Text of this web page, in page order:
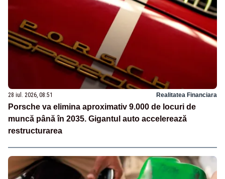
28 iul. 2026, 08:51 Realitatea Financiara
Porsche va elimina aproximativ 9.000 de locuri de
muncă până în 2035. Gigantul auto accelerează
restructurarea